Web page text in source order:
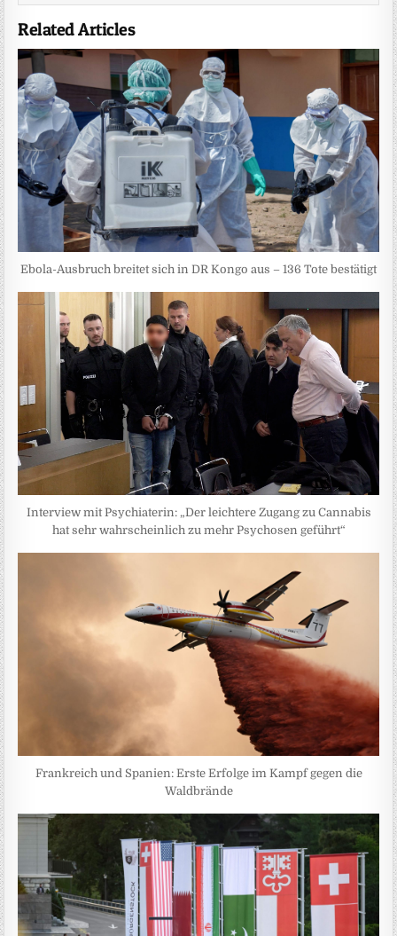
Related Articles
Ebola-Ausbruch breitet sich in DR Kongo aus – 136 Tote bestätigt
Interview mit Psychiaterin: „Der leichtere Zugang zu Cannabis
hat sehr wahrscheinlich zu mehr Psychosen geführt“
Frankreich und Spanien: Erste Erfolge im Kampf gegen die
Waldbrände